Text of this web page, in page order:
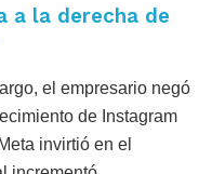
a la derecha de
el empresario negó
de Instagram
invirtió en el